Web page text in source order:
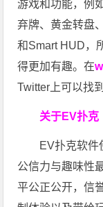
游戏和功能，例
弃牌、黄金转盘
和Smart HUD，
得更加有趣。在
Twitter上可以找
关于EV扑克
EV扑克软件
公信力与趣味性
平公正公开，信